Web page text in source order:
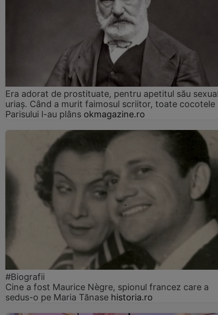
Era adorat de prostituate, pentru apetitul său
uriaș. Când a murit faimosul scriitor, toate cocotele
Parisului l-au plâns okmagazine.ro
#Biografii
Cine a fost Maurice Nègre, spionul francez care a
sedus-o pe Maria Tănase historia.ro